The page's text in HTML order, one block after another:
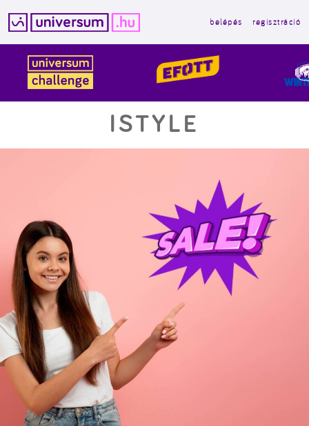
tartalomba
belépés regisztráció
ISTYLE